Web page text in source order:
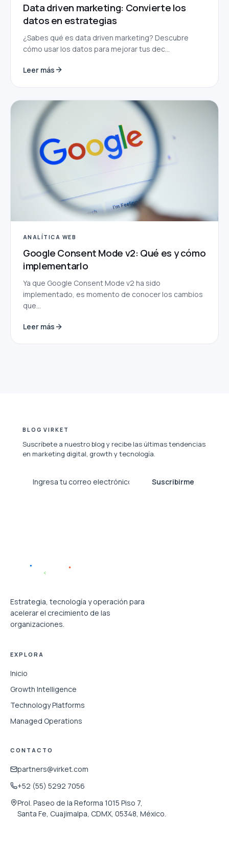
Data driven marketing: Convierte los
datos en estrategias
¿Sabes qué es data driven marketing? Descubre
cómo usar los datos para mejorar tus dec...
Leer más
ANALÍTICA WEB
Google Consent Mode v2: Qué es y cómo
implementarlo
Ya que Google Consent Mode v2 ha sido
implementado, es momento de conocer los cambios
que...
Leer más
BLOG VIRKET
Suscríbete a nuestro blog y recibe las últimas tendencias
en marketing digital, growth y tecnología.
Suscribirme
Estrategia, tecnología y operación para
acelerar el crecimiento de las
organizaciones.
EXPLORA
Inicio
Growth Intelligence
Technology Platforms
Managed Operations
CONTACTO
partners@virket.com
+52 (55) 5292 7056
Prol. Paseo de la Reforma 1015 Piso 7,
Santa Fe, Cuajimalpa, CDMX, 05348, México.